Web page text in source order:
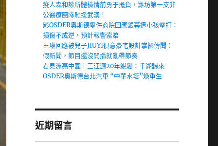
疫人森和診所體檢情前勇于擔負，濰坊第一支非
公醫療團隊馳援武漢！
影OSDER奧斯德零件商院回應銀幕遭小孩擊打：
損傷不成逆，預計報警索賠
王琳回應被兒子JIUYI俱意豪宅設計掌摑傳聞：
假新聞，節目還沒開播就亂帶節奏
看見漂亮中國丨三江源20年蛻變：千湖歸來
OSDER奧斯德台北汽車 “中華水塔”煥重生
近期留言